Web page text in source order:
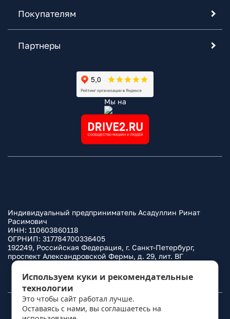
Покупателям
Партнеры
Мы на
Индивидуальный предприниматель Асадуллин Ринат
Расимович
ИНН: 110603860118
ОГРНИП: 317784700336405
192249, Российская Федерация, г. Санкт-Петербург,
проспект Александровской Фермы, д. 29, лит. ВГ
Политика конфиденциальности
© 2010– 2026Фаркоп.ру
Используем куки и рекомендательные
технологии
Это чтобы сайт работал лучше.
Оставаясь с нами, вы соглашаетесь на